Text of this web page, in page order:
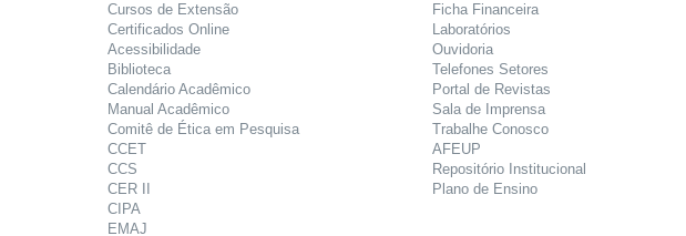
Cursos de Extensão
Certificados Online
Acessibilidade
Biblioteca
Calendário Acadêmico
Manual Acadêmico
Comitê de Ética em Pesquisa
CCET
CCS
CER II
CIPA
EMAJ
Ficha Financeira
Laboratórios
Ouvidoria
Telefones Setores
Portal de Revistas
Sala de Imprensa
Trabalhe Conosco
AFEUP
Repositório Institucional
Plano de Ensino